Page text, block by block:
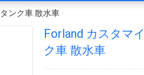
ンク車 散水車
Forland カスタマ
ク車 散水車